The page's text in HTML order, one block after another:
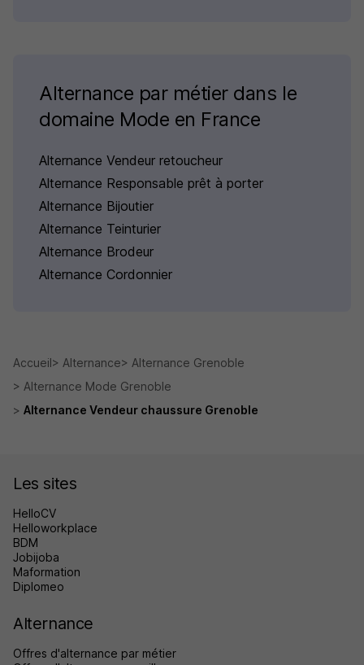
Alternance par métier dans le
domaine Mode en France
Alternance Vendeur retoucheur
Alternance Responsable prêt à porter
Alternance Bijoutier
Alternance Teinturier
Alternance Brodeur
Alternance Cordonnier
Accueil Alternance
Alternance Grenoble
Alternance Mode Grenoble
Alternance Vendeur chaussure Grenoble
Les sites
HelloCV
Helloworkplace
BDM
Jobijoba
Maformation
Diplomeo
Alternance
Offres d'alternance par métier